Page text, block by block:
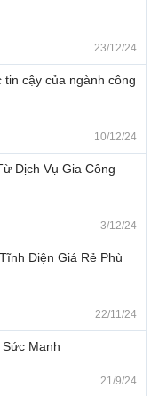
23/12/24
cậy của ngành công
10/12/24
Dịch Vụ Gia Công
3/12/24
Điện Giá Rẻ Phù
22/11/24
Mạnh
21/9/24